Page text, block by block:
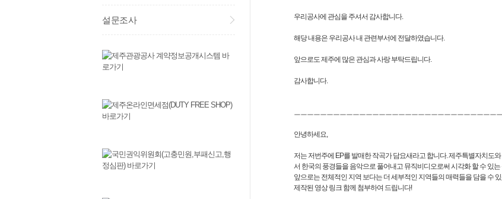
설문조사 우리공사에 관심을 주셔서 감사합니다.
해당 내용은 우리공사 내 관련부서에 전달하였습니다.
앞으로도 제주에 많은 관심과 사랑 부탁드립니다.
감사합니다.
ㅡㅡㅡㅡㅡㅡㅡㅡㅡㅡㅡㅡㅡㅡㅡㅡㅡㅡㅡㅡㅡㅡㅡㅡㅡㅡㅡㅡㅡㅡㅡ
안녕하세요,
저는 저번주에 EP를 발매한 작곡가 담요새라고 합니다. 제주특별자치도
서 한국의 풍경들을 음악으로 풀어내고 뮤직비디오로써 시각화 할 수 있
앞으로는 전체적인 지역 보다는 더 세부적인 지역들의 매력들을 담을 수
제작된 영상 링크 함께 첨부하여 드립니다!